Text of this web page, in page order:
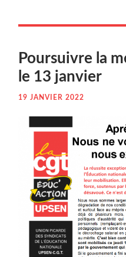
Pour­suivre la
le 13 janvier
19 JANVIER 2022